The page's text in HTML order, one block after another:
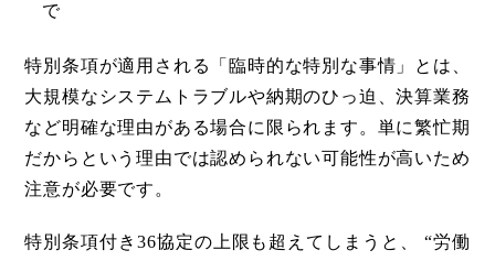
で
特別条項が適用される「臨時的な特別な事情」とは、
大規模なシステムトラブルや納期のひっ迫、決算業務
など明確な理由がある場合に限られます。単に繁忙期
だからという理由では認められない可能性が高いため
注意が必要です。
特別条項付き36協定の上限も超えてしまうと、 “労働